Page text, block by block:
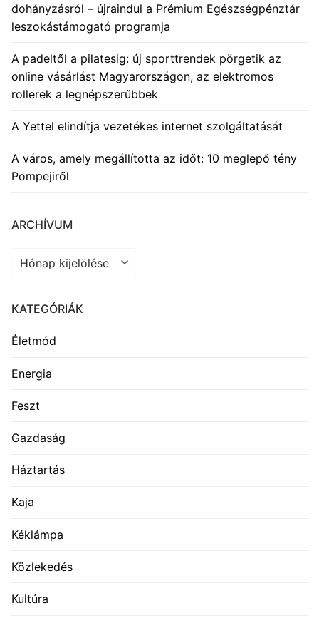
dohányzásról – újraindul a Prémium Egészségpénztár
leszokástámogató programja
A padeltől a pilatesig: új sporttrendek pörgetik az
online vásárlást Magyarországon, az elektromos
rollerek a legnépszerűbbek
A Yettel elindítja vezetékes internet szolgáltatását
A város, amely megállította az időt: 10 meglepő tény
Pompejiről
ARCHÍVUM
Archívum
KATEGÓRIÁK
Életmód
Energia
Feszt
Gazdaság
Háztartás
Kaja
Kéklámpa
Közlekedés
Kultúra